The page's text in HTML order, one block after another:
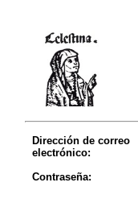
Dirección de correo
electrónico:
Contraseña: